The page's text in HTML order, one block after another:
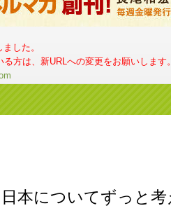
した。
方は、新URLへの変更をお願いします
本についてずっと